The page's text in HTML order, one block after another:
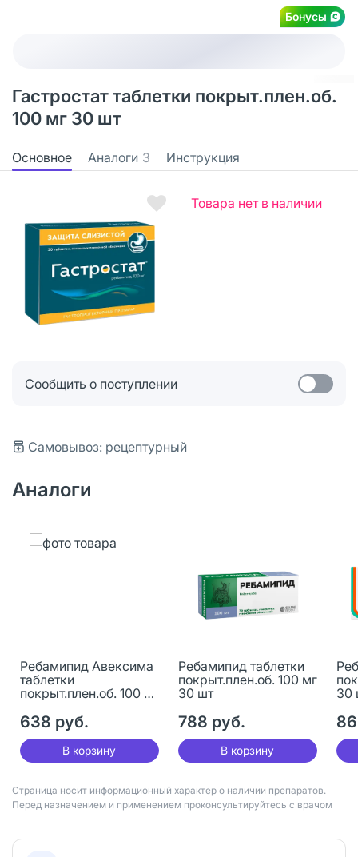
Бонусы
Гастростат таблетки покрыт.плен.об.
100 мг 30 шт
Основное Аналоги 3 Инструкция
Товара нет в наличии
Сообщить о поступлении
Самовывоз: рецептурный
Аналоги
Ребамипид Авексима
таблетки
покрыт.плен.об. 100 мг
638 руб.
В корзину
Ребамипид таблетки
покрыт.плен.об. 100 мг
30 шт
788 руб.
В корзину
30
Страница носит информационный характер о наличии препаратов.
Перед назначением и применением проконсультируйтесь с врачом